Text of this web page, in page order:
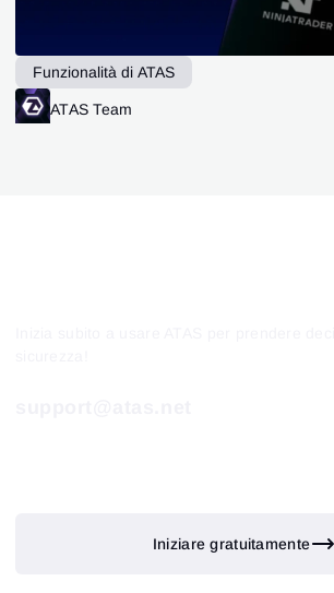
Funzionalità di ATAS
ATAS Team
Iniziare gratuitamente